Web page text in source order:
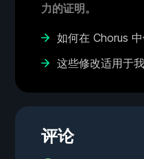
力的证明。
如何在 Chorus
这些修改适用于
评论